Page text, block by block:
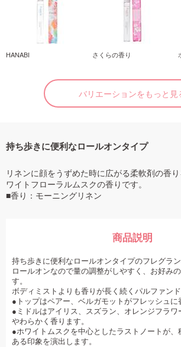
HANABI さくらの香り
バリエーションをもっと見
持ち歩きに便利なロールオンタイプ
リネンに顔をうずめた時に広がる柔軟剤の香
ワイトフローラルムスクの香りです。
■香り：モーニングリネン
商品説明
持ち歩きに便利なロールオンタイプのフレグラン
ロールオンなので量の調整がしやすく、お好み
す。
ボディミストよりも香りが長く続くパルファンド
●トップはペアー、ベルガモットがフレッシュに
●ミドルはアイリス、スズラン、オレンジフラワ
やわらかく香ります。
●ホワイトムスクを中心としたラストノートが
ある印象を演出します。